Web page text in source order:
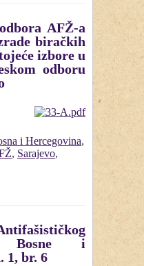
AFŽ-a
biračkih
izbore u
odboru
i Hercegovina,
, Sarajevo,
Bosne i
1, br. 6